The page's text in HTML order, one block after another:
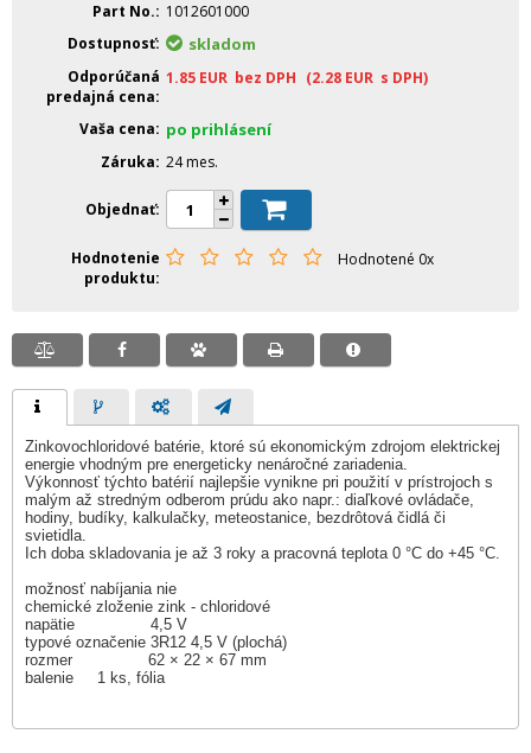
Part No.
1012601000
Dostupnosť
skladom
Odporúčaná
predajná cena
1.85 EUR bez DPH (2.28 EUR s DPH)
Vaša cena po prihlásení
Záruka 24 mes.
Objednať
Hodnotenie
produktu
Hodnotené 0x
Zinkovochloridové batérie, ktoré sú ekonomickým zdrojom elektrickej
energie vhodným pre energeticky nenáročné zariadenia.
Výkonnosť týchto batérií najlepšie vynikne pri použití v prístrojoch s
malým až stredným odberom prúdu ako napr.: diaľkové ovládače,
hodiny, budíky, kalkulačky, meteostanice, bezdrôtová čidlá či
svietidla.
Ich doba skladovania je až 3 roky a pracovná teplota 0 °C do +45 °C.
možnosť nabíjania nie
chemické zloženie zink - chloridové
napätie 4,5 V
typové označenie 3R12 4,5 V (plochá)
rozmer 62 × 22 × 67 mm
balenie 1 ks, fólia